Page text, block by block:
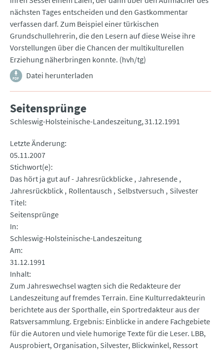
nächsten Tages entscheiden und den Gastkommentar
verfassen darf. Zum Beispiel einer türkischen
Grundschullehrerin, die den Lesern auf diese Weise ihre
Vorstellungen über die Chancen der multikulturellen
Erziehung näherbringen konnte. (hvh/tg)
Datei herunterladen
Seitensprünge
Schleswig-Holsteinische-Landeszeitung 31.12.1991
Letzte Änderung
05.11.2007
Stichwort(e)
Das hört ja gut auf - Jahresrückblicke Jahresende
Jahresrückblick Rollentausch Selbstversuch
Silvester
Titel
Seitensprünge
In
Schleswig-Holsteinische-Landeszeitung
Am
31.12.1991
Inhalt
Zum Jahreswechsel wagten sich die Redakteure der
Landeszeitung auf fremdes Terrain. Eine Kulturredakteurin
berichtete aus der Sporthalle, ein Sportredakteur aus der
Ratsversammlung. Ergebnis: Einblicke in andere Fachgebiete
für die Autoren und viele humorige Texte für die Leser. LBB,
Ausprobiert, Organisation, Silvester, Blickwinkel, Ressort